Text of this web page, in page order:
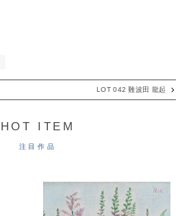
LOT 042 難波田 龍起
HOT ITEM
注目作品